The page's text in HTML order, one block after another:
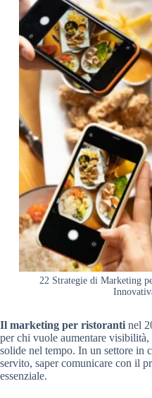
22 Strategie di Marketing
Il marketing per ristoranti nel
per chi vuole aumentare visibilità,
solide nel tempo. In un settore in
servito, saper comunicare con il
essenziale.